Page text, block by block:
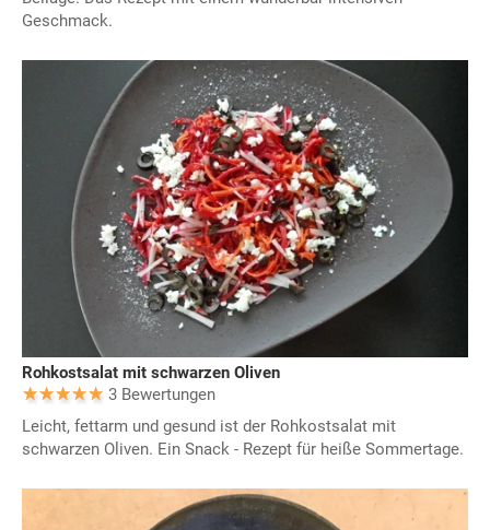
Geschmack.
Rohkostsalat mit schwarzen Oliven
3 Bewertungen
Leicht, fettarm und gesund ist der Rohkostsalat mit
schwarzen Oliven. Ein Snack - Rezept für heiße Sommertage.